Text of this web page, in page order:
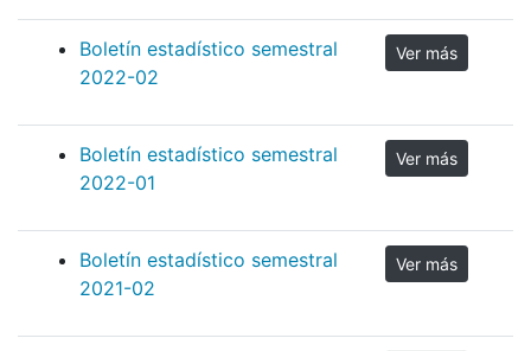
Boletín estadístico semestral
2022-02
Ver más
Boletín estadístico semestral
2022-01
Ver más
Boletín estadístico semestral
2021-02
Ver más